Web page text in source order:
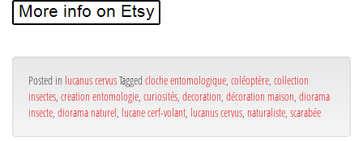
Posted in lucanus cervusTagged cloche entomologique coléoptère collection
insectes creation entomologie curiosités decoration décoration maison diorama
insecte diorama naturel lucane cerf-volant lucanus cervus naturaliste scarabée